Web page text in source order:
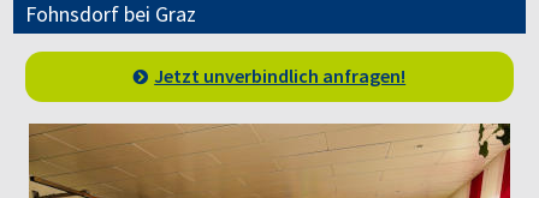
Fohnsdorf bei Graz
Jetzt unverbindlich anfragen!